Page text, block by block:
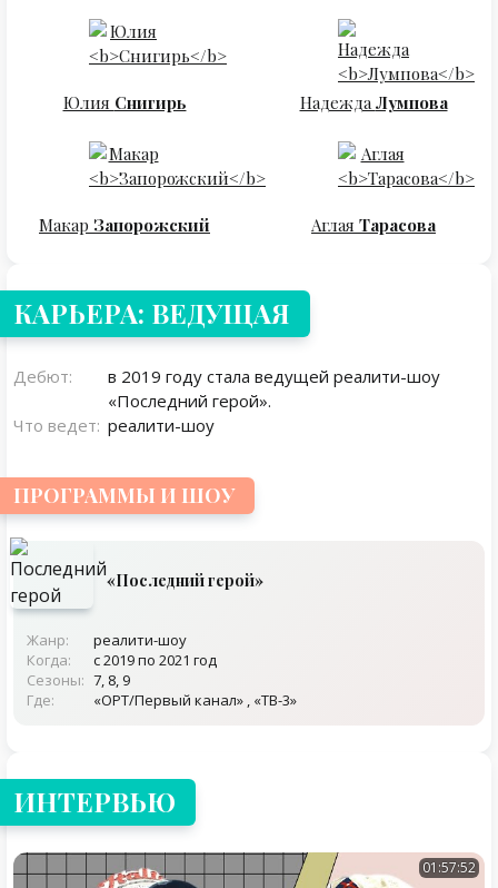
Юлия Снигирь Надежда Лумпова
Макар Запорожский Аглая Тарасова
КАРЬЕРА: ВЕДУЩАЯ
Дебют:
в 2019 году стала ведущей реалити-шоу
«Последний герой».
Что ведет: реалити-шоу
ПРОГРАММЫ И ШОУ
«Последний герой»
Жанр:
реалити-шоу
Когда:
с 2019 по 2021 год
Сезоны: 7, 8, 9
Где:
«ОРТ/Первый канал» , «ТВ-3»
ИНТЕРВЬЮ
01:57:52